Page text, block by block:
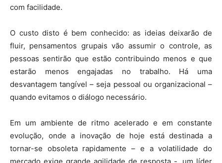
com facilidade.
O custo disto é bem conhecido: as ideias deixarão de
fluir, pensamentos grupais vão assumir o controle, as
pessoas sentirão que estão contribuindo menos e que
estarão menos engajadas no trabalho. Há uma
desvantagem tangível – seja pessoal ou organizacional –
quando evitamos o diálogo necessário.
Em um ambiente de ritmo acelerado e em constante
evolução, onde a inovação de hoje está destinada a
tornar-se obsoleta rapidamente – e a volatilidade do